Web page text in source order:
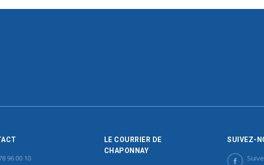
96 00 10
LE COURRIER DE
CHAPONNAY
SUIVEZ-